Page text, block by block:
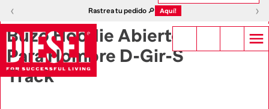
‹ Rastrea tu pedido 🔎 Aquí! ›
‹ ›
Buzo Hoodie Abierto
Para Hombre D-Gir-S
Track